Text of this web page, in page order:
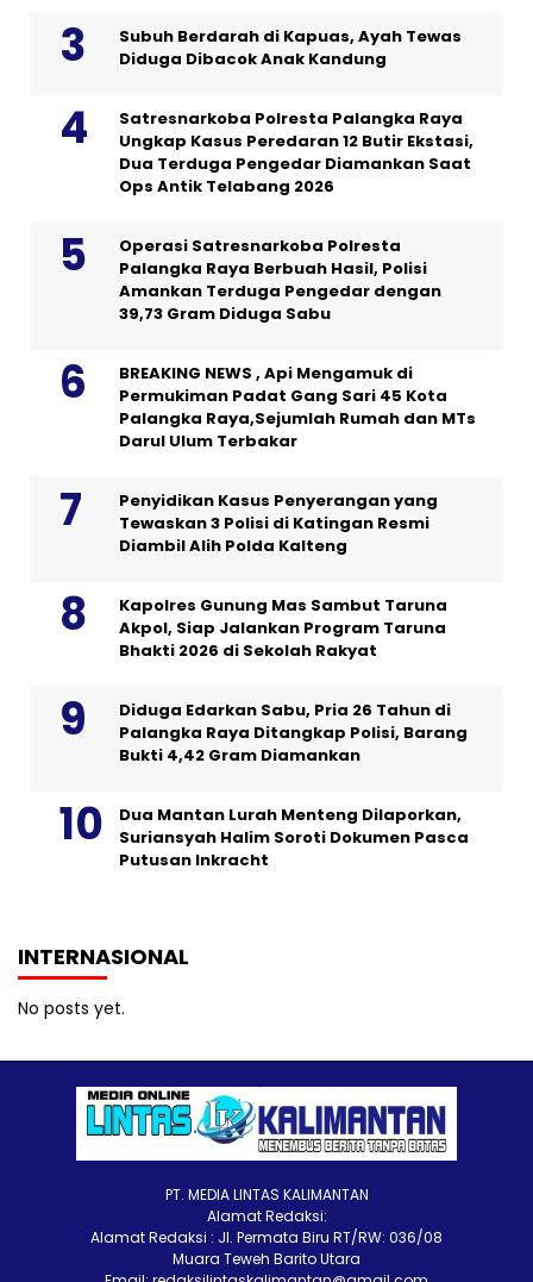
Subuh Berdarah di Kapuas, Ayah Tewas
Diduga Dibacok Anak Kandung
Satresnarkoba Polresta Palangka Raya
Ungkap Kasus Peredaran 12 Butir Ekstasi,
Dua Terduga Pengedar Diamankan Saat
Ops Antik Telabang 2026
Operasi Satresnarkoba Polresta
Palangka Raya Berbuah Hasil, Polisi
Amankan Terduga Pengedar dengan
39,73 Gram Diduga Sabu
BREAKING NEWS , Api Mengamuk di
Permukiman Padat Gang Sari 45 Kota
Palangka Raya,Sejumlah Rumah dan MTs
Darul Ulum Terbakar
Penyidikan Kasus Penyerangan yang
Tewaskan 3 Polisi di Katingan Resmi
Diambil Alih Polda Kalteng
Kapolres Gunung Mas Sambut Taruna
Akpol, Siap Jalankan Program Taruna
Bhakti 2026 di Sekolah Rakyat
Diduga Edarkan Sabu, Pria 26 Tahun di
Palangka Raya Ditangkap Polisi, Barang
Bukti 4,42 Gram Diamankan
Dua Mantan Lurah Menteng Dilaporkan,
Suriansyah Halim Soroti Dokumen Pasca
Putusan Inkracht
INTERNASIONAL
No posts yet.
PT. MEDIA LINTAS KALIMANTAN
Alamat Redaksi:
Alamat Redaksi : Jl. Permata Biru RT/RW: 036/08
Muara Teweh Barito Utara